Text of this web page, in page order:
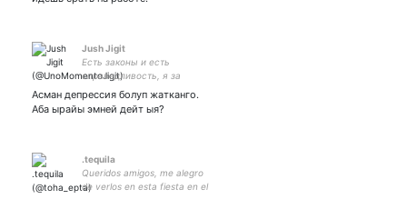
Jush Jigit
Есть законы и есть
справедливость, я за
справедливость! (c). 🇨🇦 🇺🇸
🇦🇺 🇨🇳 🇮🇳 🇦🇪 🇦🇿 🇦🇲 🇹🇷 🇨🇾 🇷🇺
🇺🇿 🇰🇿
Асман депрессия болуп жатканго.
Аба ырайы эмней дейт ыя?
.tequila
Queridos amigos, me alegro
de verlos en esta fiesta en el